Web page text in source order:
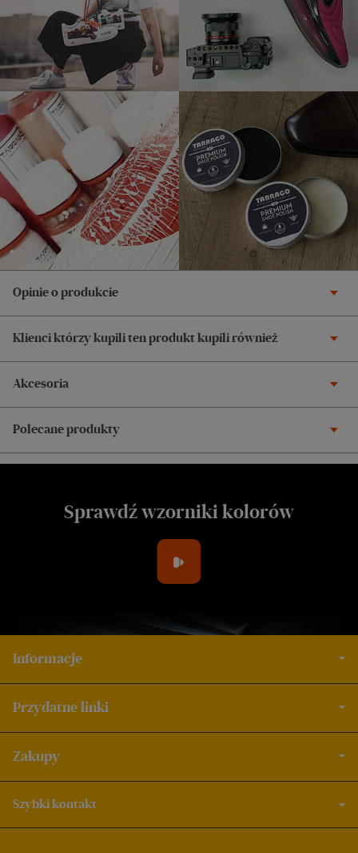
Opinie o produkcie
Klienci którzy kupili ten produkt kupili również
Akcesoria
Polecane produkty
Sprawdź wzorniki kolorów
Informacje
Przydatne linki
Zakupy
Szybki kontakt